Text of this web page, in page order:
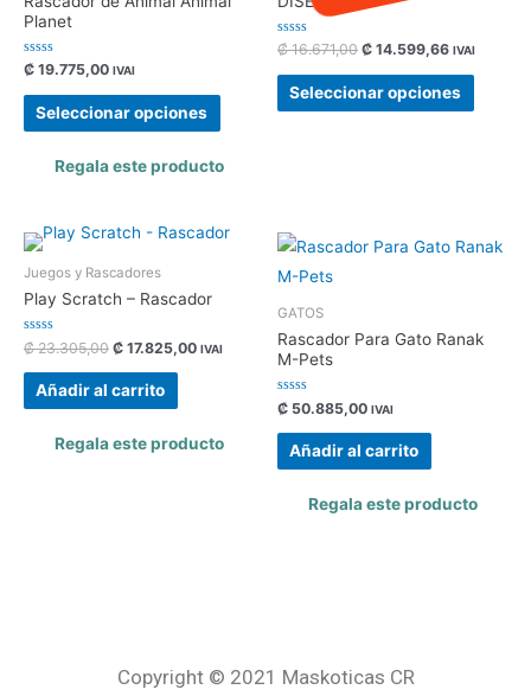
Planet
Valorado
con
0
de
₡ 19.775,00 IVAI
Seleccionar opciones
Regala este producto
Valorado
con
0
de
₡16.671,00 ₡ 14.599,66 IVAI
Seleccionar opciones
Juegos y Rascadores
Play Scratch – Rascador
Valorado
con
0
₡23.305,00 ₡ 17.825,00 IVAI
Añadir al carrito
Regala este producto
GATOS
Rascador Para Gato Ranak
M-Pets
Valorado
con
0
₡ 50.885,00 IVAI
Añadir al carrito
Regala este producto
Copyright © 2021 Maskoticas CR